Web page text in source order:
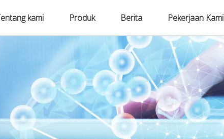
kami Produk Berita Pekerjaan Kami